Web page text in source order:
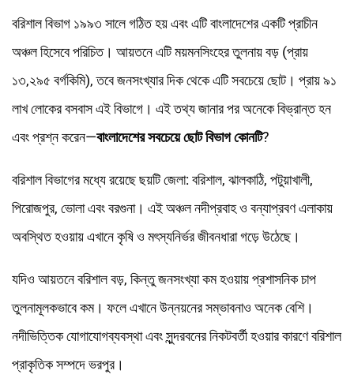
বরিশাল বিভাগ ১৯৯৩ সালে গঠিত হয় এবং এটি বাংলাদেশের একটি প্রাচীন
অঞ্চল হিসেবে পরিচিত। আয়তনে এটি ময়মনসিংহের তুলনায় বড় (প্রায়
১৩,২৯৫ বর্গকিমি), তবে জনসংখ্যার দিক থেকে এটি সবচেয়ে ছোট। প্রায় ৯১
লাখ লোকের বসবাস এই বিভাগে। এই তথ্য জানার পর অনেকে বিভ্রান্ত হন
এবং প্রশ্ন করেন—বাংলাদেশের সবচেয়ে ছোট বিভাগ কোনটি?
বরিশাল বিভাগের মধ্যে রয়েছে ছয়টি জেলা: বরিশাল, ঝালকাঠি, পটুয়াখালী,
পিরোজপুর, ভোলা এবং বরগুনা। এই অঞ্চল নদীপ্রবাহ ও বন্যাপ্রবণ এলাকায়
অবস্থিত হওয়ায় এখানে কৃষি ও মৎস্যনির্ভর জীবনধারা গড়ে উঠেছে।
যদিও আয়তনে বরিশাল বড়, কিন্তু জনসংখ্যা কম হওয়ায় প্রশাসনিক চাপ
তুলনামূলকভাবে কম। ফলে এখানে উন্নয়নের সম্ভাবনাও অনেক বেশি।
নদীভিত্তিক যোগাযোগব্যবস্থা এবং সুন্দরবনের নিকটবর্তী হওয়ার কারণে বরিশাল
প্রাকৃতিক সম্পদে ভরপুর।